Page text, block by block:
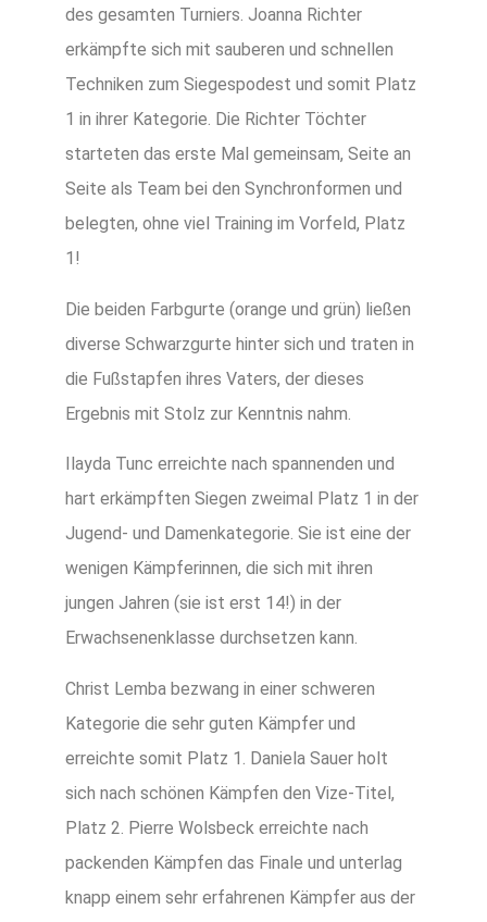
des gesamten Turniers. Joanna Richter
erkämpfte sich mit sauberen und schnellen
Techniken zum Siegespodest und somit Platz
1 in ihrer Kategorie. Die Richter Töchter
starteten das erste Mal gemeinsam, Seite an
Seite als Team bei den Synchronformen und
belegten, ohne viel Training im Vorfeld, Platz
1!
Die beiden Farbgurte (orange und grün) ließen
diverse Schwarzgurte hinter sich und traten in
die Fußstapfen ihres Vaters, der dieses
Ergebnis mit Stolz zur Kenntnis nahm.
Ilayda Tunc erreichte nach spannenden und
hart erkämpften Siegen zweimal Platz 1 in der
Jugend- und Damenkategorie. Sie ist eine der
wenigen Kämpferinnen, die sich mit ihren
jungen Jahren (sie ist erst 14!) in der
Erwachsenenklasse durchsetzen kann.
Christ Lemba bezwang in einer schweren
Kategorie die sehr guten Kämpfer und
erreichte somit Platz 1. Daniela Sauer holt
sich nach schönen Kämpfen den Vize-Titel,
Platz 2. Pierre Wolsbeck erreichte nach
packenden Kämpfen das Finale und unterlag
knapp einem sehr erfahrenen Kämpfer aus der